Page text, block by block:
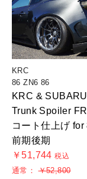
KRC
86 ZN6 86
KRC &
Trunk Spoiler
コート仕上げ for
前期後期
￥51,744税込
通常：￥52,800
お買